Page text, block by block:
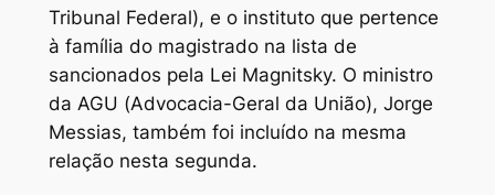
Tribunal Federal), e o instituto que pertence
à família do magistrado na lista de
sancionados pela Lei Magnitsky. O ministro
da AGU (Advocacia-Geral da União), Jorge
Messias, também foi incluído na mesma
relação nesta segunda.